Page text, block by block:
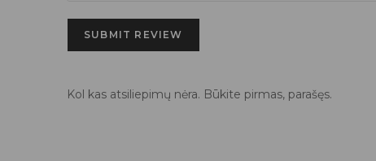
SUBMIT REVIEW
Kol kas atsiliepimų nėra. Būkite pirmas, parašęs.